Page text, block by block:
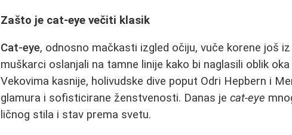
Zašto je cat-eye večiti klasik
Cat-eye, odnosno mačkasti izgled očiju, vuče korene još
muškarci oslanjali na tamne linije kako bi naglasili oblik
Vekovima kasnije, holivudske dive poput Odri Hepbern i
glamura i sofisticirane ženstvenosti. Danas jecat-eye
ličnog stila i stav prema svetu.